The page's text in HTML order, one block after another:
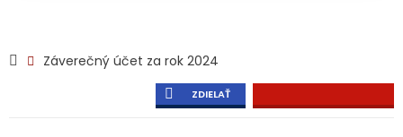
Záverečný účet za rok 2024
ZDIELAŤ